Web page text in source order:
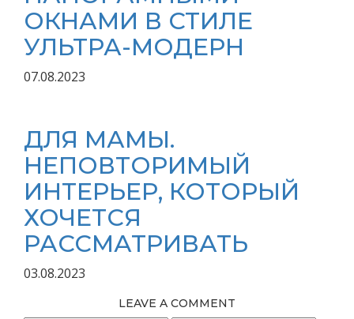
ОКНАМИ В СТИЛЕ
УЛЬТРА-МОДЕРН
07.08.2023
ДЛЯ МАМЫ.
НЕПОВТОРИМЫЙ
ИНТЕРЬЕР, КОТОРЫЙ
ХОЧЕТСЯ
РАССМАТРИВАТЬ
03.08.2023
LEAVE A COMMENT